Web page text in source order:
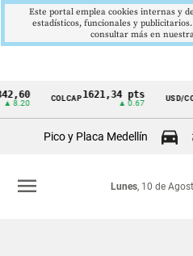
Cintillo
Colombia
COLCAP1621,34 pts USD/COP
▲
Pico y Placa Medellín
Lunes, 10 de
menu
Este portal emplea cookies internas y
estadísticos, funcionales y
consultar más en